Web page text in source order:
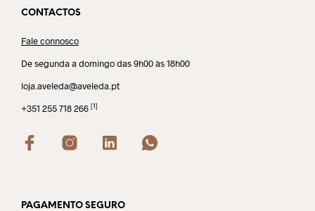
CONTACTOS
Fale connosco
De segunda a domingo das 9h00 às 18h00
loja.aveleda@aveleda.pt
+351 255 718 266 [1]
PAGAMENTO SEGURO